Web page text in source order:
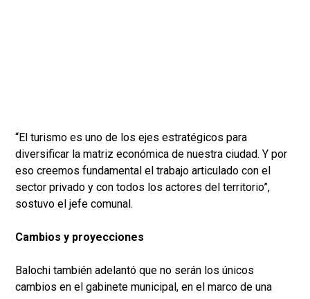
“El turismo es uno de los ejes estratégicos para
diversificar la matriz económica de nuestra ciudad. Y por
eso creemos fundamental el trabajo articulado con el
sector privado y con todos los actores del territorio”,
sostuvo el jefe comunal.
Cambios y proyecciones
Balochi también adelantó que no serán los únicos
cambios en el gabinete municipal, en el marco de una